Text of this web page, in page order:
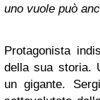
uno vuole può
Protagonista
della sua storia.
un gigante.